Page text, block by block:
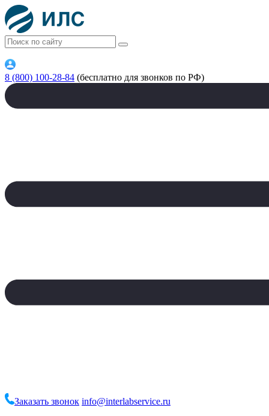
8 (800) 100-28-84 (бесплатно для звонков по РФ)
Заказать звонок info@interlabservice.ru